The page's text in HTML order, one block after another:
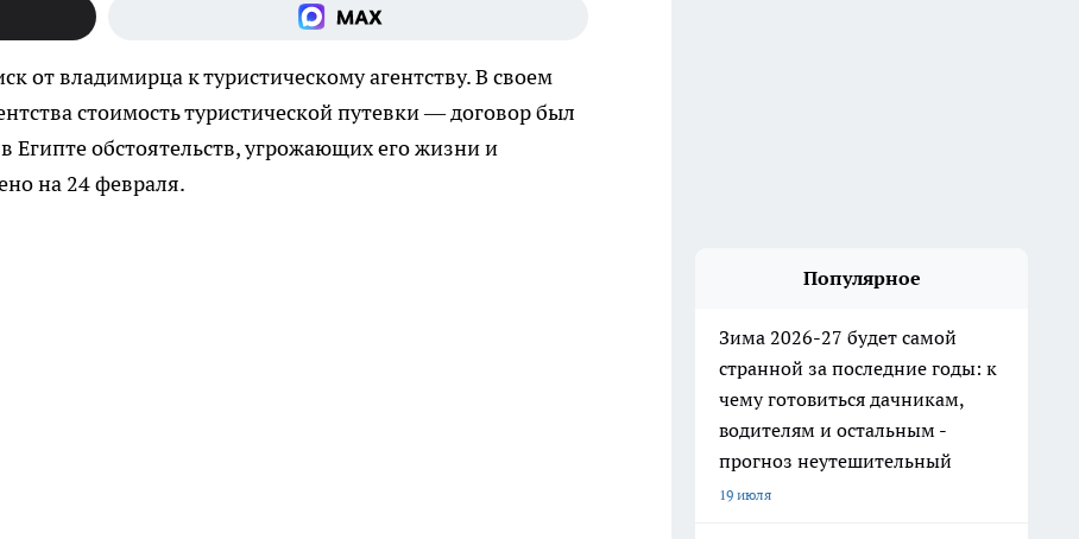
от владимирца к туристическому агентству. В своем
стоимость туристической путевки — договор был
Египте обстоятельств, угрожающих его жизни и
на 24 февраля.
Популярное
Зима 2026-27 будет самой
странной за последние годы: к
чему готовиться дачникам,
водителям и остальным -
прогноз неутешительный
19 июля